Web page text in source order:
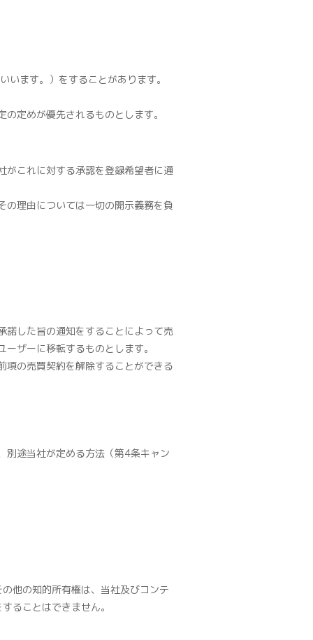
ます。）をすることがあります。
定めが優先されるものとします。
がこれに対する承認を登録希望者に通
の理由については一切の開示義務を負
諾した旨の通知をすることによって売
ザーに移転するものとします。
項の売買契約を解除することができる
別途当社が定める方法（第4条キャン
他の知的所有権は、当社及びコンテ
ることはできません。